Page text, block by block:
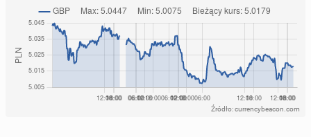
Źródło: currencybeacon.com